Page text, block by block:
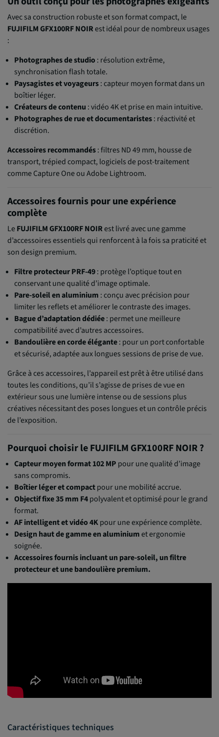
Avec sa construction robuste et son format compact, le
FUJIFILM GFX100RF NOIRest idéal pour de nombreux usages
:
Photographes de studio: résolution extrême,
synchronisation flash totale.
Paysagistes et voyageurs: capteur moyen format dans un
boîtier léger.
Créateurs de contenu : vidéo 4K et prise en main intuitive.
Photographes de rue et documentaristes: réactivité et
discrétion.
Accessoires recommandés: filtres ND 49 mm, housse de
transport, trépied compact, logiciels de post-traitement
comme Capture One ou Adobe Lightroom.
Accessoires fournis pour une expérience
complète
LeFUJIFILM GFX100RF NOIRest livré avec une gamme
d’accessoires essentiels qui renforcent à la fois sa praticité et
son design premium.
Filtre protecteur PRF-49: protège l’optique tout en
conservant une qualité d’image optimale.
Pare-soleil en aluminium : conçu avec précision pour
limiter les reflets et améliorer le contraste des images.
Bague d’adaptation dédiée: permet une meilleure
compatibilité avec d’autres accessoires.
Bandoulière en corde élégante: pour un port confortable
et sécurisé, adaptée aux longues sessions de prise de vue.
Grâce à ces accessoires, l’appareil est prêt à être utilisé dans
toutes les conditions, qu’il s’agisse de prises de vue en
extérieur sous une lumière intense ou de sessions plus
créatives nécessitant des poses longues et un contrôle précis
de l’exposition.
Pourquoi choisir le FUJIFILM GFX100RF NOIR ?
Capteur moyen format 102 MP pour une qualité d’image
sans compromis.
Boîtier léger et compactpour une mobilité accrue.
Objectif fixe 35 mm F4polyvalent et optimisé pour le grand
format.
AF intelligent et vidéo 4Kpour une expérience complète.
Design haut de gamme en aluminiumet ergonomie
soignée.
Accessoires fournis incluant un pare-soleil, un filtre
protecteur et une bandoulière premium.
Caractéristiques techniques